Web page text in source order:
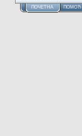
ПОЧЕТНА ПОМОЋ